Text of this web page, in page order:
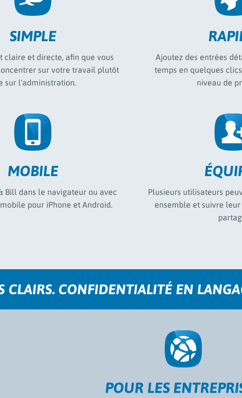
SIMPLE
claire et directe, afin que vous
sur votre travail plutôt
sur l'administration.
Ajoutez des entrées
temps en quelques
niveau de
MOBILE
Bill dans le navigateur ou avec
pour iPhone et Android.
Plusieurs utilisateurs
ensemble et suivre
CONFIDENTIALITÉ EN
POUR LES